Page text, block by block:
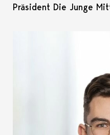
Präsident Die Junge